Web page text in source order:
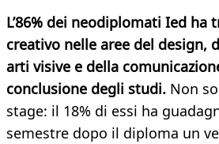
L’86% dei neodiplomati Ied
creativo nelle aree del design,
arti visive e della
conclusione degli studi. Non
stage: il 18% di essi ha
semestre dopo il diploma un